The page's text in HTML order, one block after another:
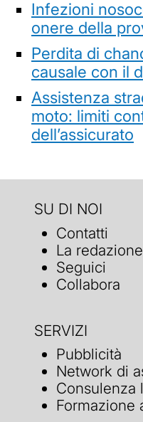
Infezioni
onere della
Perdita di
causale con il
Assistenza
moto: limiti
dell’assicurato
SU DI NOI
Contatti
La redazione
Seguici
Collabora
SERVIZI
Pubblicità
Network di
Consulenza
Formazione